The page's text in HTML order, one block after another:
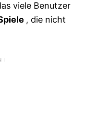
viele Benutzer
, die nicht